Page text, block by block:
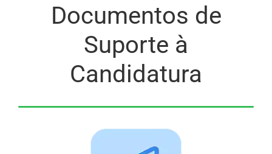
Documentos de
Suporte à
Candidatura